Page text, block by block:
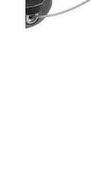
Расходные